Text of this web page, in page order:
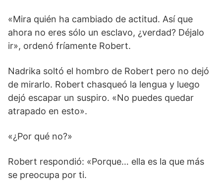
«Mira quién ha cambiado de actitud. Así que
ahora no eres sólo un esclavo, ¿verdad? Déjalo
ir», ordenó fríamente Robert.
Nadrika soltó el hombro de Robert pero no dejó
de mirarlo. Robert chasqueó la lengua y luego
dejó escapar un suspiro. «No puedes quedar
atrapado en esto».
«¿Por qué no?»
Robert respondió: «Porque… ella es la que más
se preocupa por ti.